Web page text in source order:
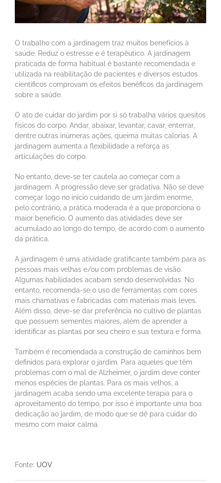
O trabalho com a jardinagem traz muitos benefícios à
saúde. Reduz o estresse e é terapêutico. A jardinagem
praticada de forma habitual é bastante recomendada e
utilizada na reabilitação de pacientes e diversos estudos
científicos comprovam os efeitos benéficos da jardinagem
sobre a saúde.
O ato de cuidar do jardim por si só trabalha vários quesitos
físicos do corpo. Andar, abaixar, levantar, cavar, enterrar,
dentre outras inúmeras ações, queima muitas calorias. A
jardinagem aumenta a flexibilidade a reforça as
articulações do corpo.
No entanto, deve-se ter cautela ao começar com a
jardinagem. A progressão deve ser gradativa. Não se deve
começar logo no início cuidando de um jardim enorme,
pelo contrário, a prática moderada é a que proporciona o
maior benefício. O aumento das atividades deve ser
acumulado ao longo do tempo, de acordo com o aumento
da prática.
A jardinagem é uma atividade gratificante também para as
pessoas mais velhas e/ou com problemas de visão.
Algumas habilidades acabam sendo desenvolvidas. No
entanto, recomenda-se o uso de ferramentas com cores
mais chamativas e fabricadas com materiais mais leves.
Além disso, deve-se dar preferência no cultivo de plantas
que possuem sementes maiores, além de aprender a
identificar as plantas por seu cheiro e sua textura e forma.
Também é recomendada a construção de caminhos bem
definidos para explorar o jardim. Para aqueles que têm
problemas com o mal de Alzheimer, o jardim deve conter
menos espécies de plantas. Para os mais velhos, a
jardinagem acaba sendo uma excelente terapia para o
aproveitamento do tempo, por isso é importante uma boa
dedicação ao jardim, de modo que se dê para cuidar do
mesmo com maior calma.
Fonte: UOV